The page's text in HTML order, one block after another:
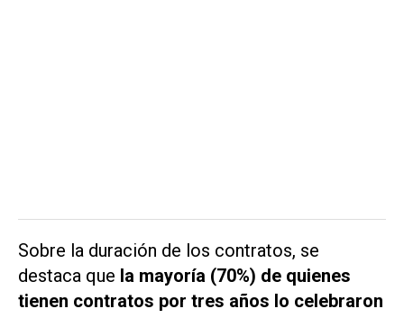
Sobre la duración de los contratos, se
destaca que la mayoría (70%) de quienes
tienen contratos por tres años lo celebraron